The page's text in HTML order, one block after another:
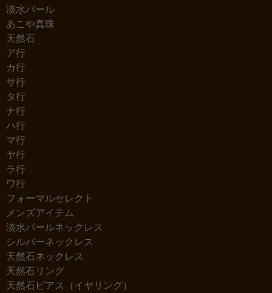
淡水パール
あこや真珠
天然石
ア行
カ行
サ行
タ行
ナ行
ハ行
マ行
ヤ行
ラ行
ワ行
フォーマルセレクト
メンズアイテム
淡水パールネックレス
シルバーネックレス
天然石ネックレス
天然石リング
天然石ピアス（イヤリング）